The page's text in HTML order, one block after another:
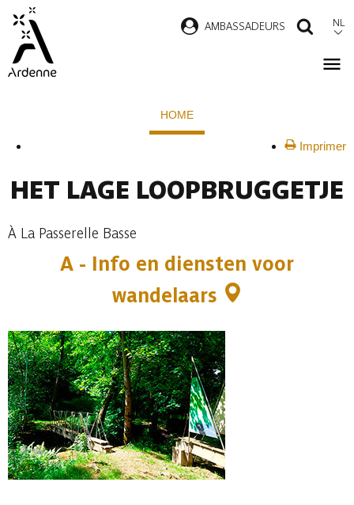
Overslaan
naar
AMBASSADEURS NL
HOME
Imprimer
HET LAGE LOOPBRUGGETJE
À La Passerelle Basse
A - Info en diensten voor
wandelaars